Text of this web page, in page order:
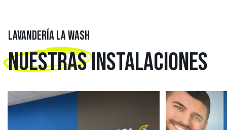
LAVANDERÍA LA WASH
NUESTRASINSTALACIONES